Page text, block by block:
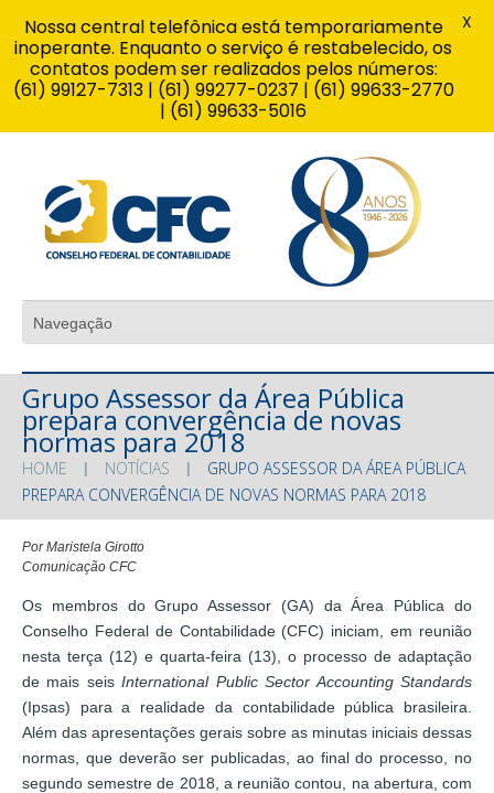
Grupo Assessor da Área Pública
prepara convergência de novas
normas para 2018
HOME NOTÍCIAS
GRUPO ASSESSOR DA ÁREA PÚBLICA
PREPARA CONVERGÊNCIA DE NOVAS NORMAS PARA 2018
Por Maristela Girotto
Comunicação CFC
Os membros do Grupo Assessor (GA) da Área Pública do
Conselho Federal de Contabilidade (CFC) iniciam, em reunião
nesta terça (12) e quarta-feira (13), o processo de adaptação
de mais seisInternational Public Sector Accounting Standards
(Ipsas) para a realidade da contabilidade pública brasileira.
Além das apresentações gerais sobre as minutas iniciais dessas
normas, que deverão ser publicadas, ao final do processo, no
segundo semestre de 2018, a reunião contou, na abertura, com
Nossa central telefônica está temporariamente
inoperante. Enquanto o serviço é restabelecido, os
contatos podem ser realizados pelos números:
(61) 99127-7313 | (61) 99277-0237 | (61) 99633-2770
| (61) 99633-5016
X